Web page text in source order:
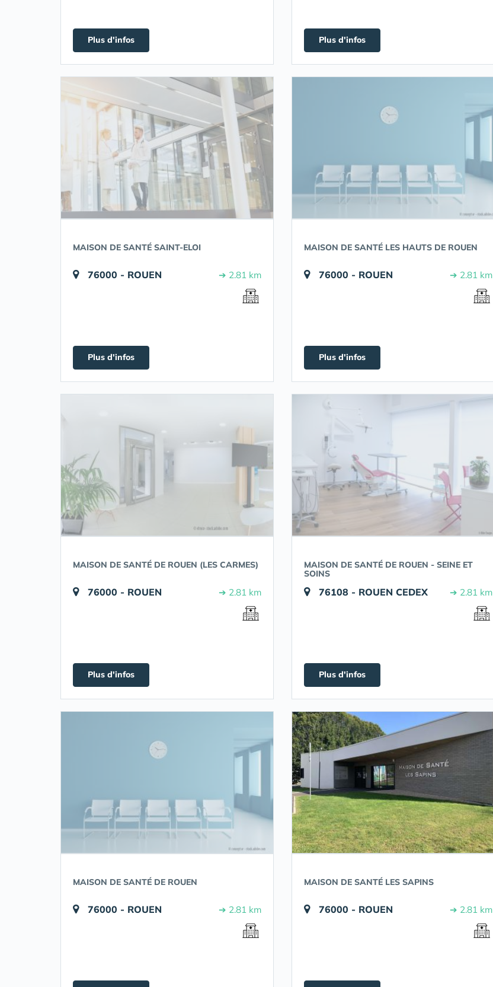
Plus d'infos Plus d'infos
MAISON DE SANTÉ SAINT-ELOI
76000 - ROUEN ➔ 2.81 km
Plus d'infos
MAISON DE SANTÉ LES HAUTS DE ROUEN
76000 - ROUEN ➔ 2.81 km
Plus d'infos
MAISON DE SANTÉ DE ROUEN (LES CARMES)
76000 - ROUEN ➔ 2.81 km
Plus d'infos
MAISON DE SANTÉ DE ROUEN - SEINE ET
SOINS
76108 - ROUEN CEDEX ➔ 2.81 km
Plus d'infos
MAISON DE SANTÉ DE ROUEN
76000 - ROUEN ➔ 2.81 km
MAISON DE SANTÉ LES SAPINS
76000 - ROUEN ➔ 2.81 km